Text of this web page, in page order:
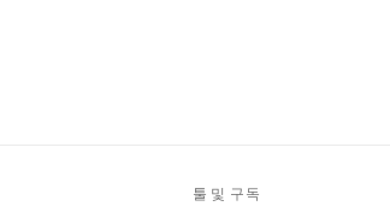
툴 및 구독